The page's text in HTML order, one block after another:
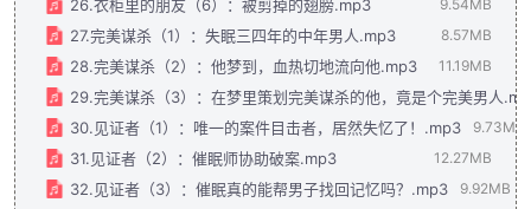
26.衣柜里的朋友（6）：被剪掉的翅膀.mp3 9.54MB
27.完美谋杀（1）：失眠三四年的中年男人.mp3 8.57MB
28.完美谋杀（2）：他梦到，血热切地流向他.mp3 11.19MB
29.完美谋杀（3）：在梦里策划完美谋杀的他，竟是个完美男人
30.见证者（1）：唯一的案件目击者，居然失忆了！.mp3
9.73MB
31.见证者（2）：催眠师协助破案.mp3 12.27MB
32.见证者（3）：催眠真的能帮男子找回记忆吗？.mp3 9.92MB